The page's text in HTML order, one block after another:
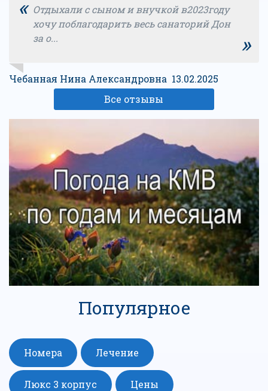
« Отдыхали с сыном и внучкой в2023году
хочу поблагодарить весь санаторий Дон
за о...
»
Чебанная Нина Александровна 13.02.2025
Все отзывы
Популярное
Номера Лечение
Люкс 3 корпус Цены